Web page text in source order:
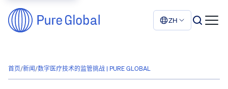
ZH
首页/新闻/数字医疗技术的监管挑战 | PURE GLOBAL